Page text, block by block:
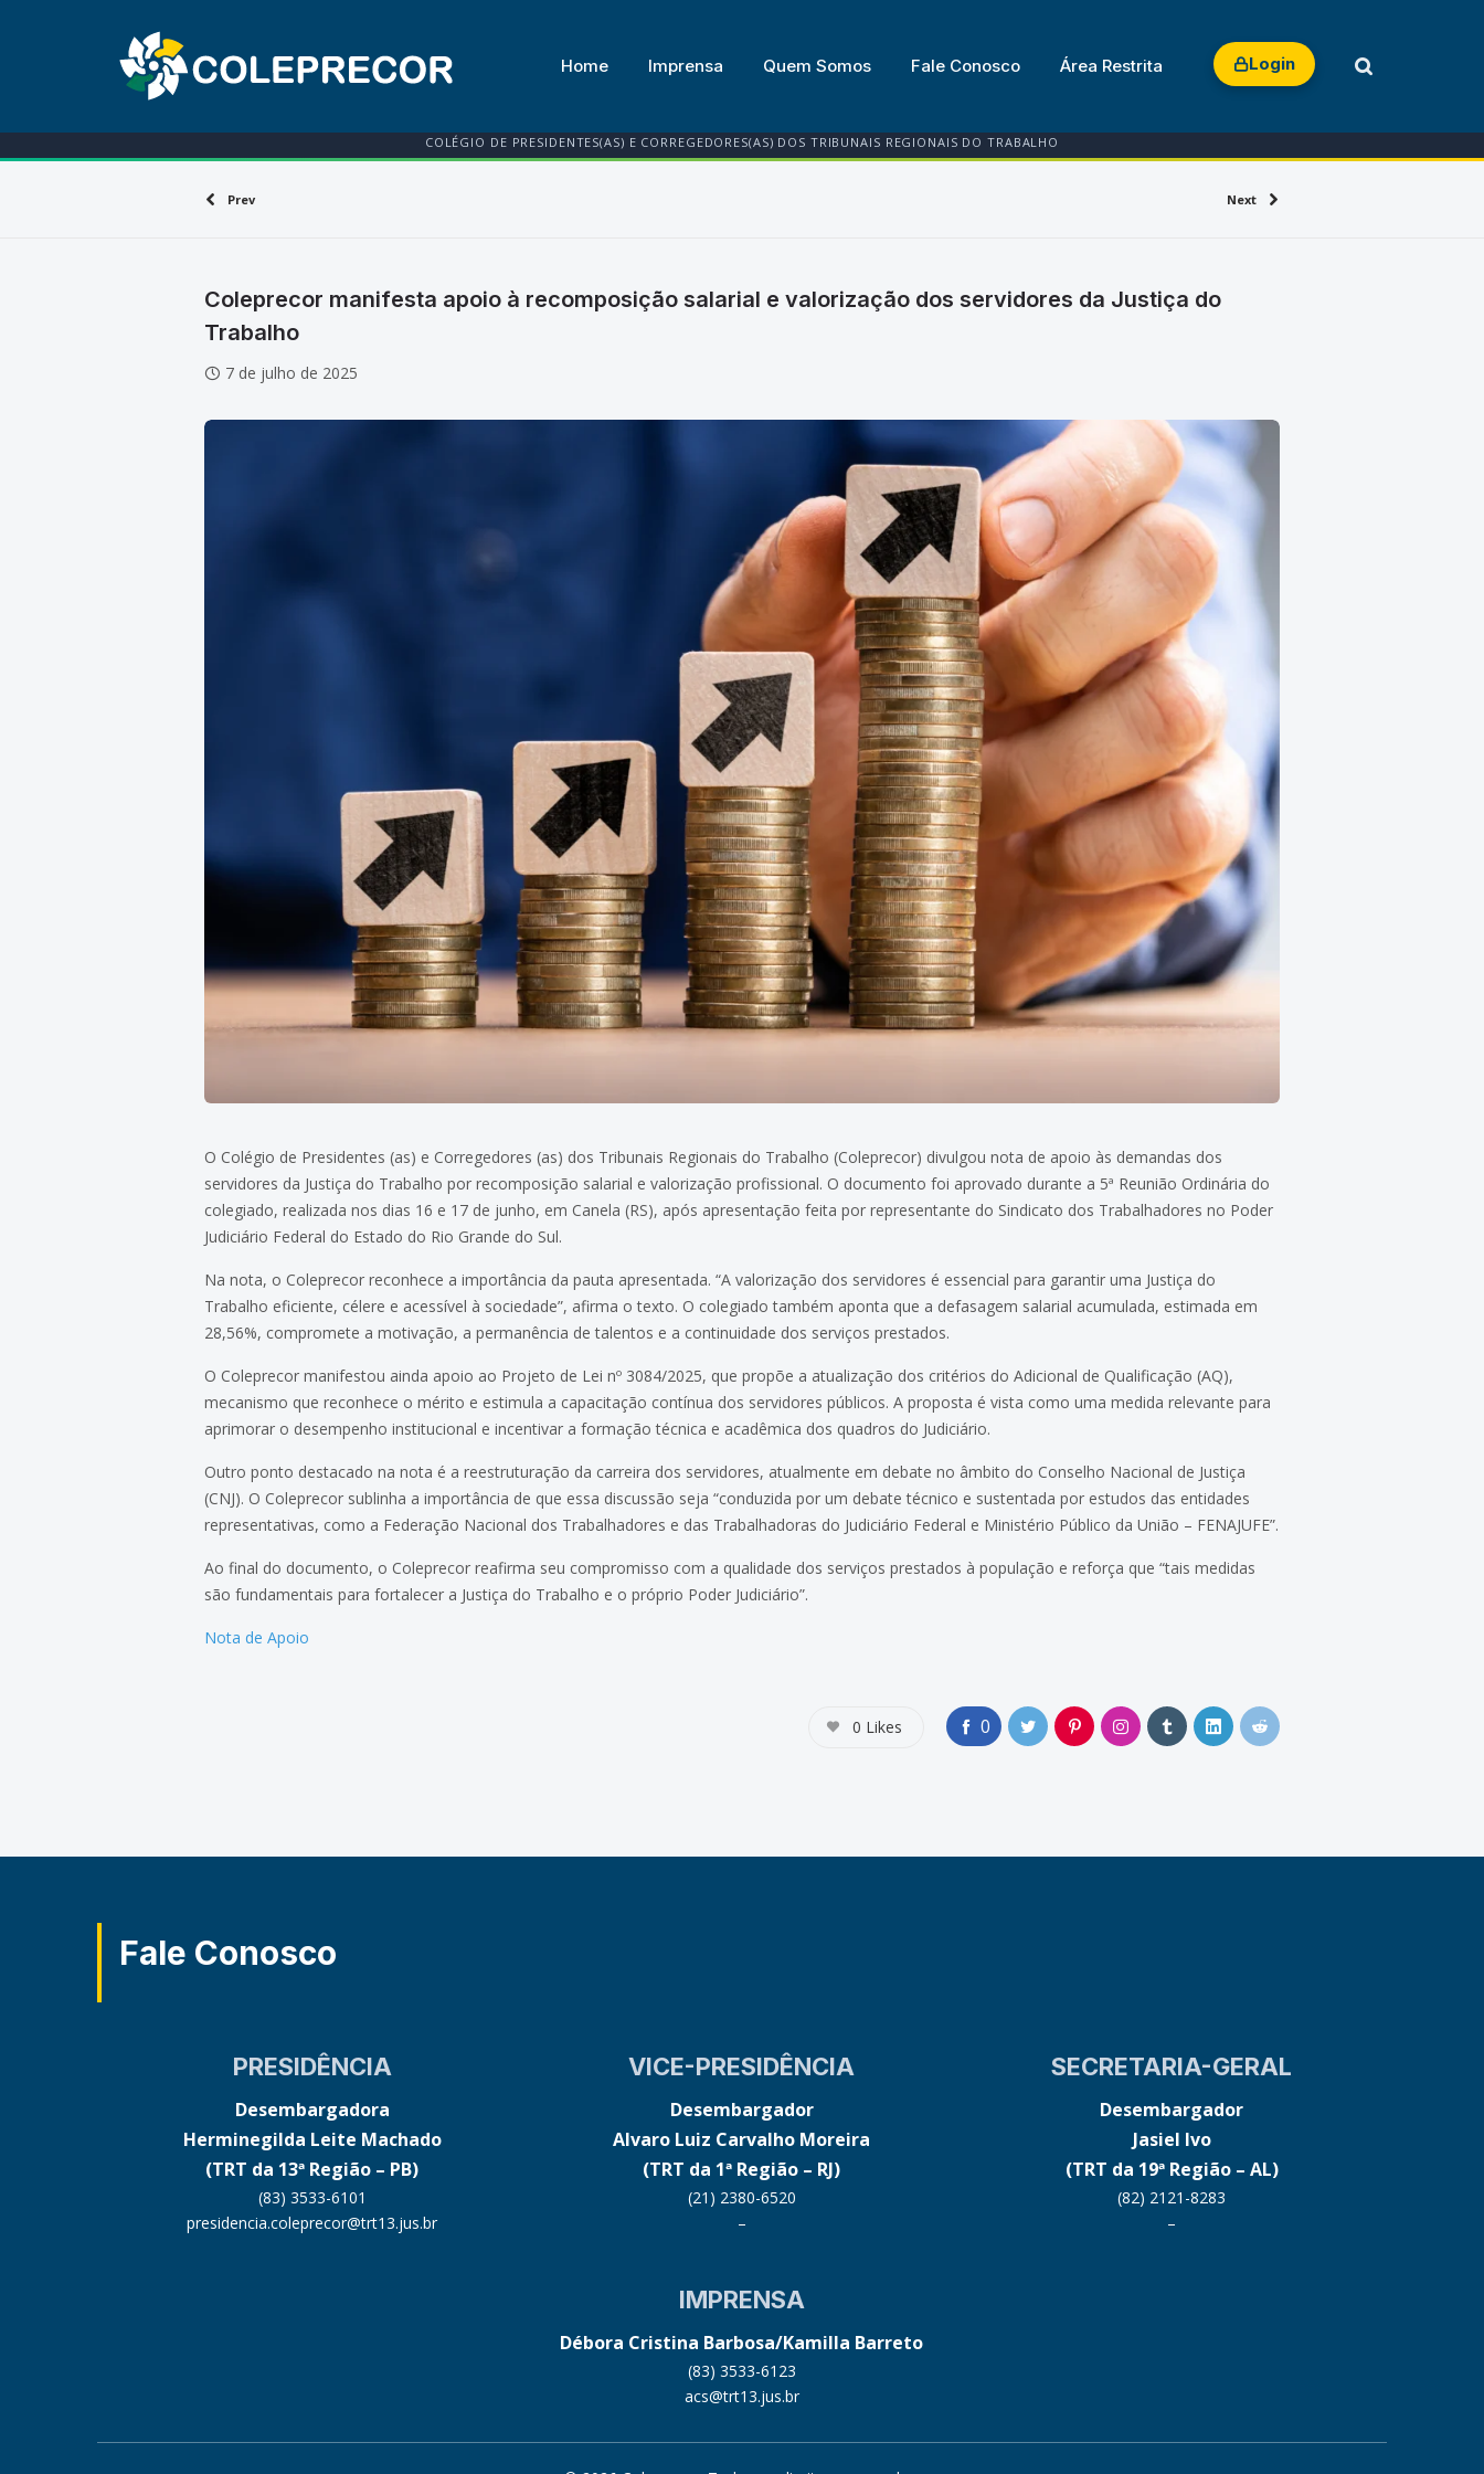
Home Imprensa Quem Somos Fale Conosco Área Restrita Login
COLÉGIO DE PRESIDENTES(AS) E CORREGEDORES(AS) DOS TRIBUNAIS REGIONAIS DO TRABALHO
Prev Next
Coleprecor manifesta apoio à recomposição salarial e valorização dos servidores da Justiça do
Trabalho
7 de julho de 2025
O Colégio de Presidentes (as) e Corregedores (as) dos Tribunais Regionais do Trabalho (Coleprecor) divulgou nota de apoio às demandas dos
servidores da Justiça do Trabalho por recomposição salarial e valorização profissional. O documento foi aprovado durante a 5ª Reunião Ordinária do
colegiado, realizada nos dias 16 e 17 de junho, em Canela (RS), após apresentação feita por representante do Sindicato dos Trabalhadores no Poder
Judiciário Federal do Estado do Rio Grande do Sul.
Na nota, o Coleprecor reconhece a importância da pauta apresentada. “A valorização dos servidores é essencial para garantir uma Justiça do
Trabalho eficiente, célere e acessível à sociedade”, afirma o texto. O colegiado também aponta que a defasagem salarial acumulada, estimada em
28,56%, compromete a motivação, a permanência de talentos e a continuidade dos serviços prestados.
O Coleprecor manifestou ainda apoio ao Projeto de Lei nº 3084/2025, que propõe a atualização dos critérios do Adicional de Qualificação (AQ),
mecanismo que reconhece o mérito e estimula a capacitação contínua dos servidores públicos. A proposta é vista como uma medida relevante para
aprimorar o desempenho institucional e incentivar a formação técnica e acadêmica dos quadros do Judiciário.
Outro ponto destacado na nota é a reestruturação da carreira dos servidores, atualmente em debate no âmbito do Conselho Nacional de Justiça
(CNJ). O Coleprecor sublinha a importância de que essa discussão seja “conduzida por um debate técnico e sustentada por estudos das entidades
representativas, como a Federação Nacional dos Trabalhadores e das Trabalhadoras do Judiciário Federal e Ministério Público da União – FENAJUFE”.
Ao final do documento, o Coleprecor reafirma seu compromisso com a qualidade dos serviços prestados à população e reforça que “tais medidas
são fundamentais para fortalecer a Justiça do Trabalho e o próprio Poder Judiciário”.
Nota de Apoio
0
0 Likes
Fale Conosco
PRESIDÊNCIA
Desembargadora
Herminegilda Leite Machado
(TRT da 13ª Região – PB)
(83) 3533-6101
presidencia.coleprecor@trt13.jus.br
VICE-PRESIDÊNCIA
Desembargador
Alvaro Luiz Carvalho Moreira
(TRT da 1ª Região – RJ)
(21) 2380-6520
–
SECRETARIA-GERAL
Desembargador
Jasiel Ivo
(TRT da 19ª Região – AL)
(82) 2121-8283
–
IMPRENSA
Débora Cristina Barbosa/Kamilla Barreto
(83) 3533-6123
acs@trt13.jus.br